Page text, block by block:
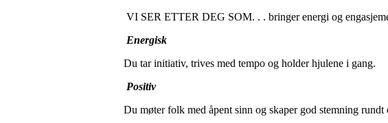
VI SER ETTER DEG SOM. . . bringer energi og
Energisk
Du tar initiativ, trives med tempo og holder hjulene i gang.
Positiv
Du møter folk med åpent sinn og skaper god stemning rundt